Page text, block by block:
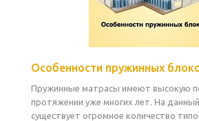
Особенности пружинных
Пружинные матрасы имеют высокую
протяжении уже многих лет. На
существует огромное количество